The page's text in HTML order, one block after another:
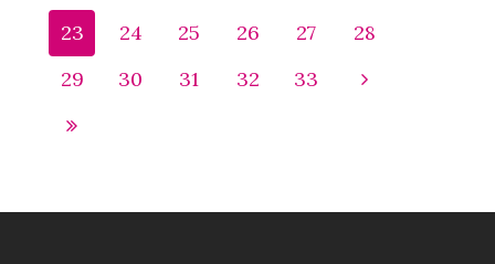
23
24 25 26 27
28
29
30 31 32 33